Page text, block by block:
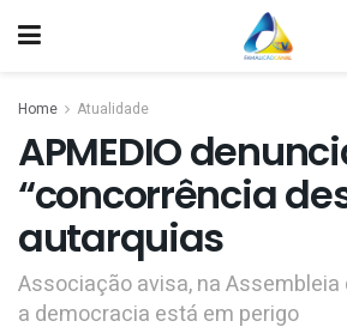
Home Atualidade
APMEDIO
“concorrência
autarquias
Associação avisa, na Assembleia
a democracia está em perigo